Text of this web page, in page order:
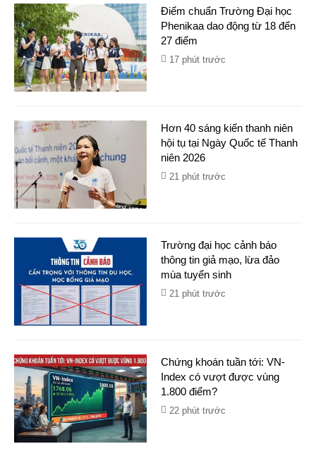
Điểm chuẩn Trường Đại học
Phenikaa dao động từ 18 đến
27 điểm
17 phút trước
Hơn 40 sáng kiến thanh niên
hội tụ tại Ngày Quốc tế Thanh
niên 2026
21 phút trước
Trường đại học cảnh báo
thông tin giả mạo, lừa đảo
mùa tuyển sinh
21 phút trước
Chứng khoán tuần tới: VN-
Index có vượt được vùng
1.800 điểm?
22 phút trước